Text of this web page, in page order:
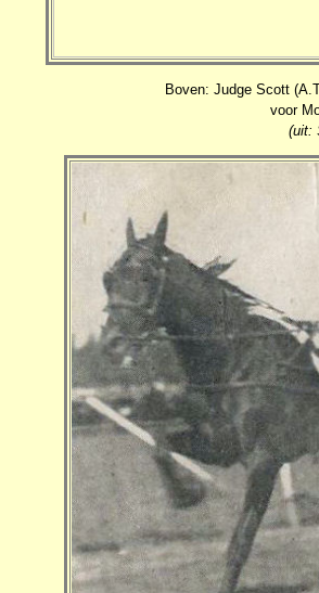
Boven: Judge Scott
voor
(uit: